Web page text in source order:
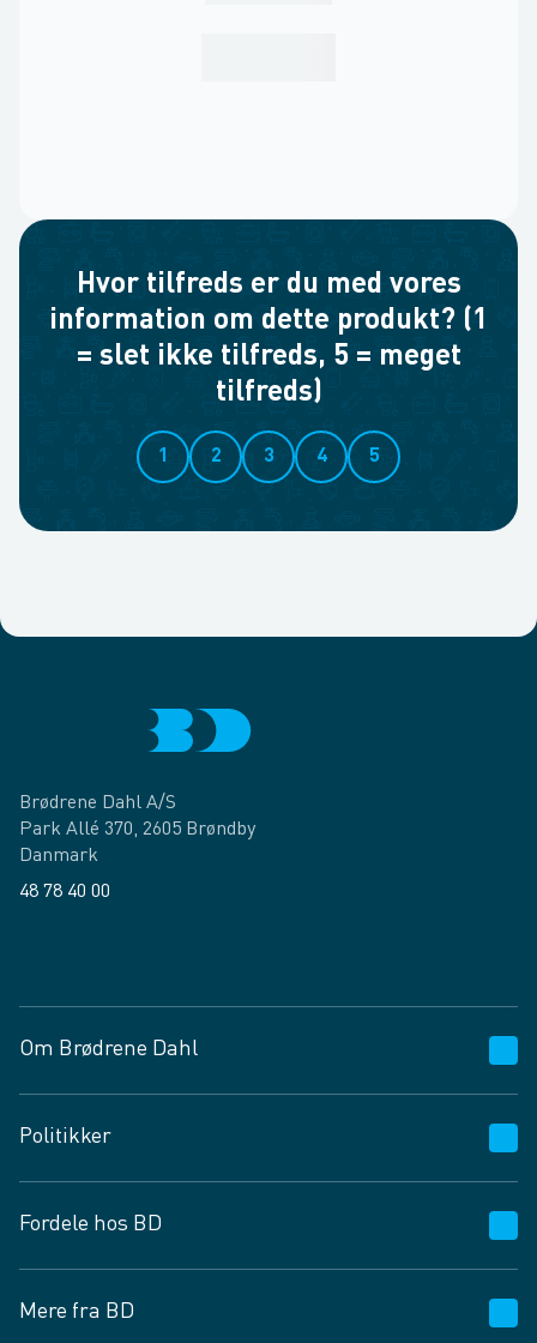
Hvor tilfreds er du med vores
information om dette produkt? (1
= slet ikke tilfreds, 5 = meget
tilfreds)
1 2 3 4 5
Brødrene Dahl A/S
Park Allé 370, 2605 Brøndby
Danmark
48 78 40 00
Om Brødrene Dahl
Vagttelefon 30 10 89 89
Spørgsmål og svar
Job og karriere
Fødevarekontrolrapport
Politikker
Privatlivspolitik
Cookies
Vilkår og betingelser
Fordele hos BD
BD app
Mere fra BD